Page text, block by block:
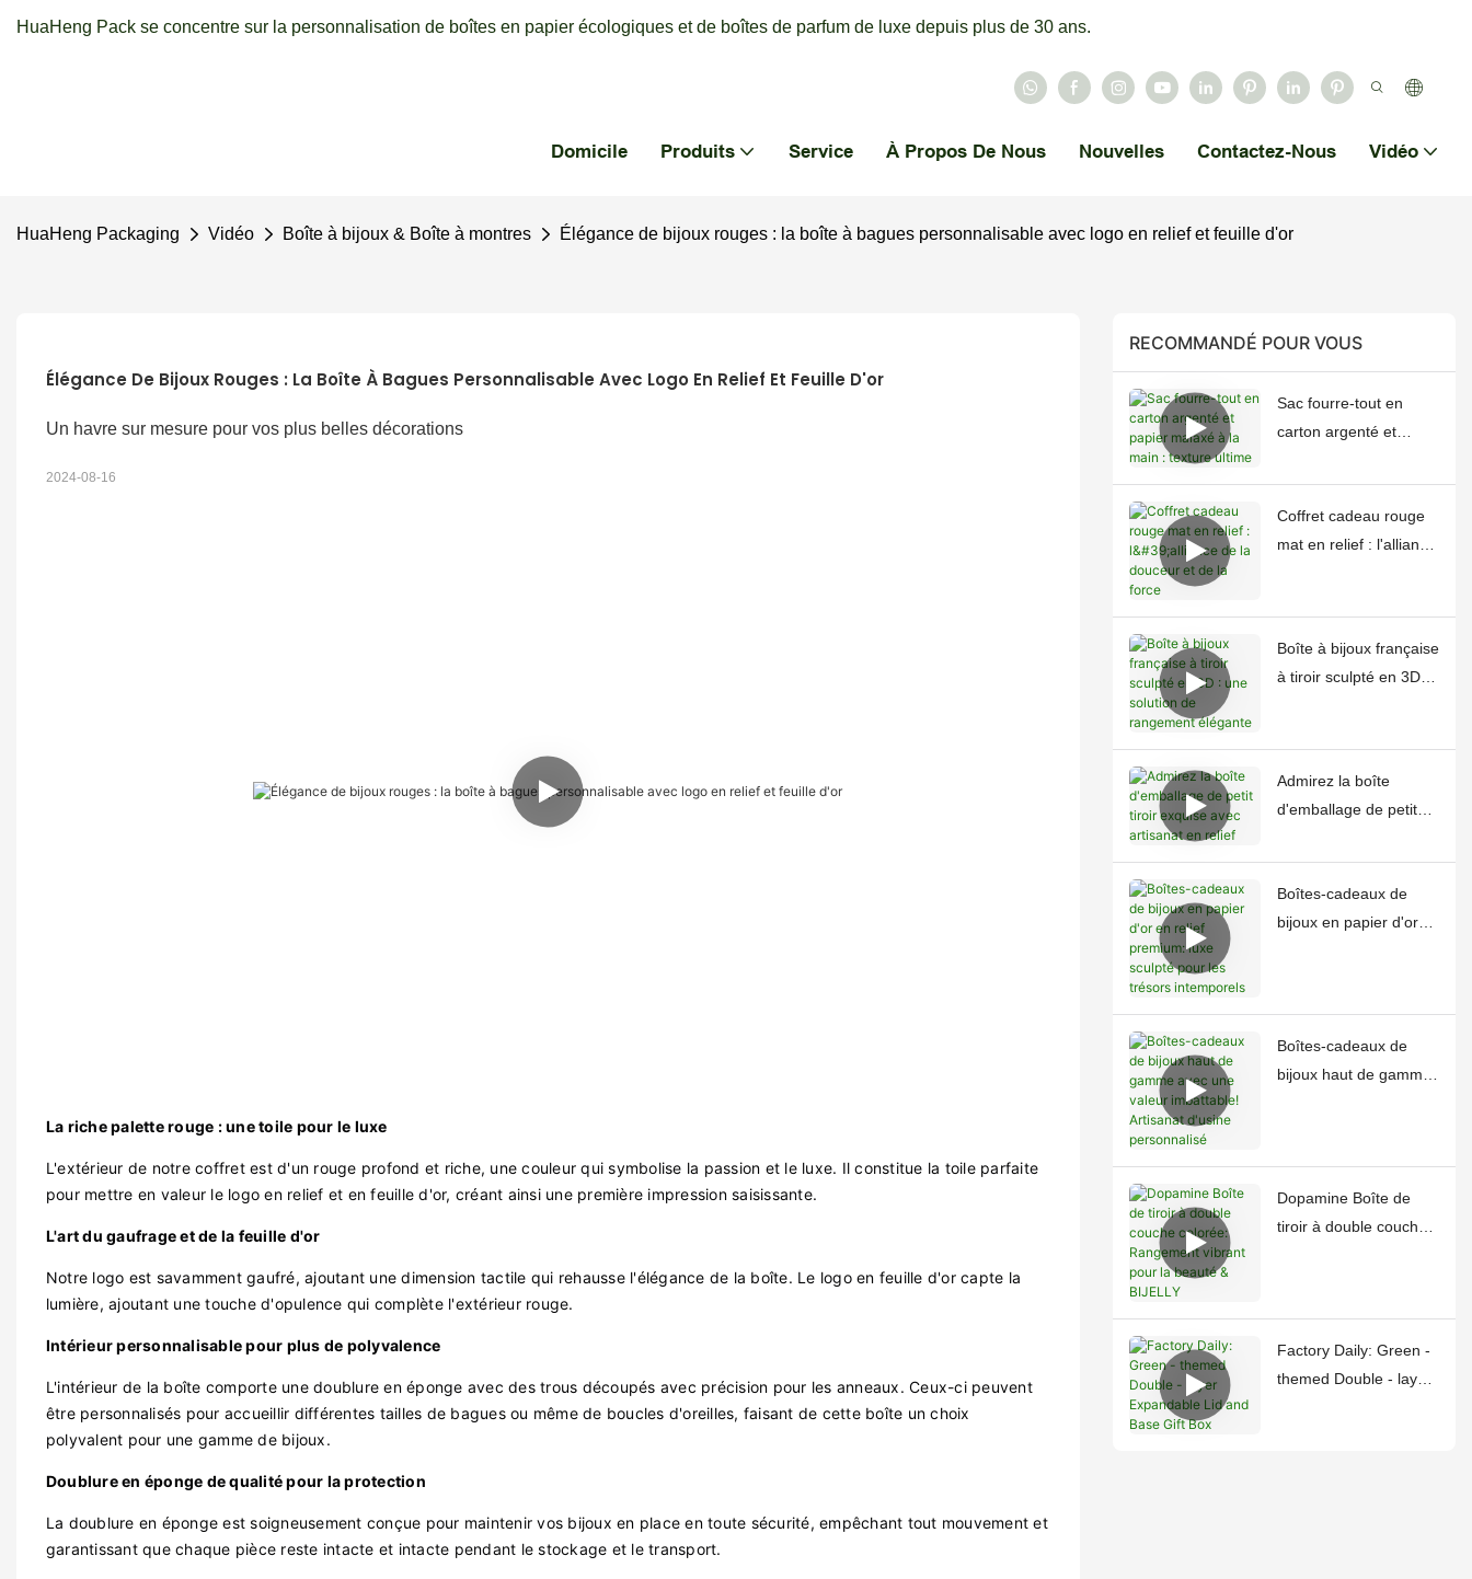
HuaHeng Pack se concentre sur la personnalisation de boîtes en papier écologiques et de boîtes de parfum de luxe depuis plus de 30 ans.
Domicile Produits Service À Propos De Nous Nouvelles Contactez-Nous Vidéo
HuaHeng Packaging Vidéo Boîte à bijoux & Boîte à montres Élégance de bijoux rouges : la boîte à bagues personnalisable avec logo en relief et feuille d'or
Élégance De Bijoux Rouges : La Boîte À Bagues Personnalisable Avec Logo En Relief Et Feuille D'or
Un havre sur mesure pour vos plus belles décorations
2024-08-16
La riche palette rouge : une toile pour le luxe
L'extérieur de notre coffret est d'un rouge profond et riche, une couleur qui symbolise la passion et le luxe. Il constitue la toile parfaite
pour mettre en valeur le logo en relief et en feuille d'or, créant ainsi une première impression saisissante.
L'art du gaufrage et de la feuille d'or
Notre logo est savamment gaufré, ajoutant une dimension tactile qui rehausse l'élégance de la boîte. Le logo en feuille d'or capte la
lumière, ajoutant une touche d'opulence qui complète l'extérieur rouge.
Intérieur personnalisable pour plus de polyvalence
L'intérieur de la boîte comporte une doublure en éponge avec des trous découpés avec précision pour les anneaux. Ceux-ci peuvent
être personnalisés pour accueillir différentes tailles de bagues ou même de boucles d'oreilles, faisant de cette boîte un choix
polyvalent pour une gamme de bijoux.
Doublure en éponge de qualité pour la protection
La doublure en éponge est soigneusement conçue pour maintenir vos bijoux en place en toute sécurité, empêchant tout mouvement et
garantissant que chaque pièce reste intacte et intacte pendant le stockage et le transport.
RECOMMANDÉ POUR VOUS
Sac fourre-tout en
carton argenté et
main : texture ultime
Coffret cadeau rouge
mat en relief : l'alliance
Boîte à bijoux française
à tiroir sculpté en 3D :
Admirez la boîte
d'emballage de petit
artisanat en relief
Boîtes-cadeaux de
bijoux en papier d'or
Boîtes-cadeaux de
bijoux haut de gamme
Dopamine Boîte de
tiroir à double couche
Factory Daily: Green -
themed Double - layer